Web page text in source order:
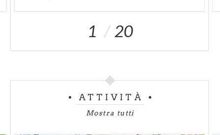
1 20
ATTIVITÀ
Mostra tutti